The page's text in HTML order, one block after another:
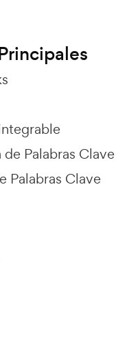
Palabras Clave
Palabras Clave